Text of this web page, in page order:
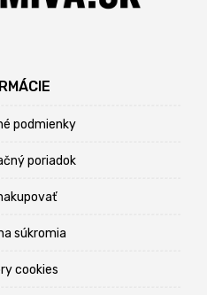
podmienky
poriadok
súkromia
cookies